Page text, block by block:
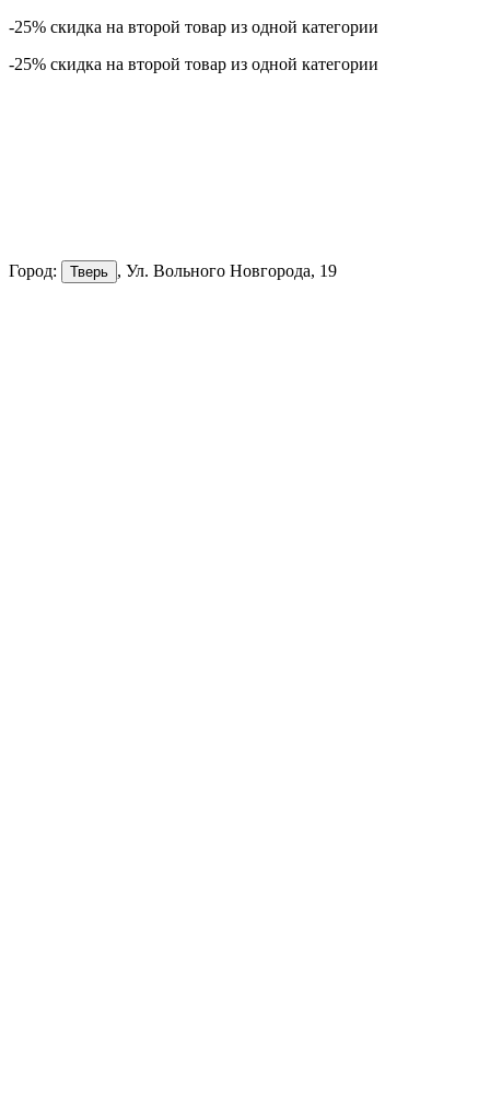
-25% скидка на второй товар из одной категории
-25% скидка на второй товар из одной категории
Город: Тверь , Ул. Вольного Новгорода, 19